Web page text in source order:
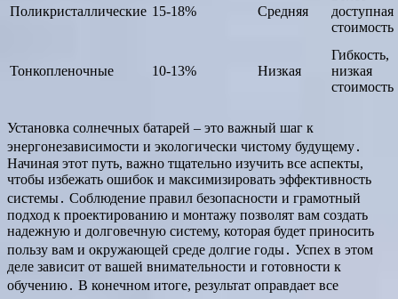
Поликристаллические 15-18% Средняя
доступная
стоимость
Тонкопленочные 10-13% Низкая
Гибкость,
низкая
стоимость
Установка солнечных батарей – это важный шаг к
энергонезависимости и экологически чистому будущему․
Начиная этот путь, важно тщательно изучить все аспекты,
чтобы избежать ошибок и максимизировать эффективность
системы․ Соблюдение правил безопасности и грамотный
подход к проектированию и монтажу позволят вам создать
надежную и долговечную систему, которая будет приносить
пользу вам и окружающей среде долгие годы․ Успех в этом
деле зависит от вашей внимательности и готовности к
обучению․ В конечном итоге, результат оправдает все